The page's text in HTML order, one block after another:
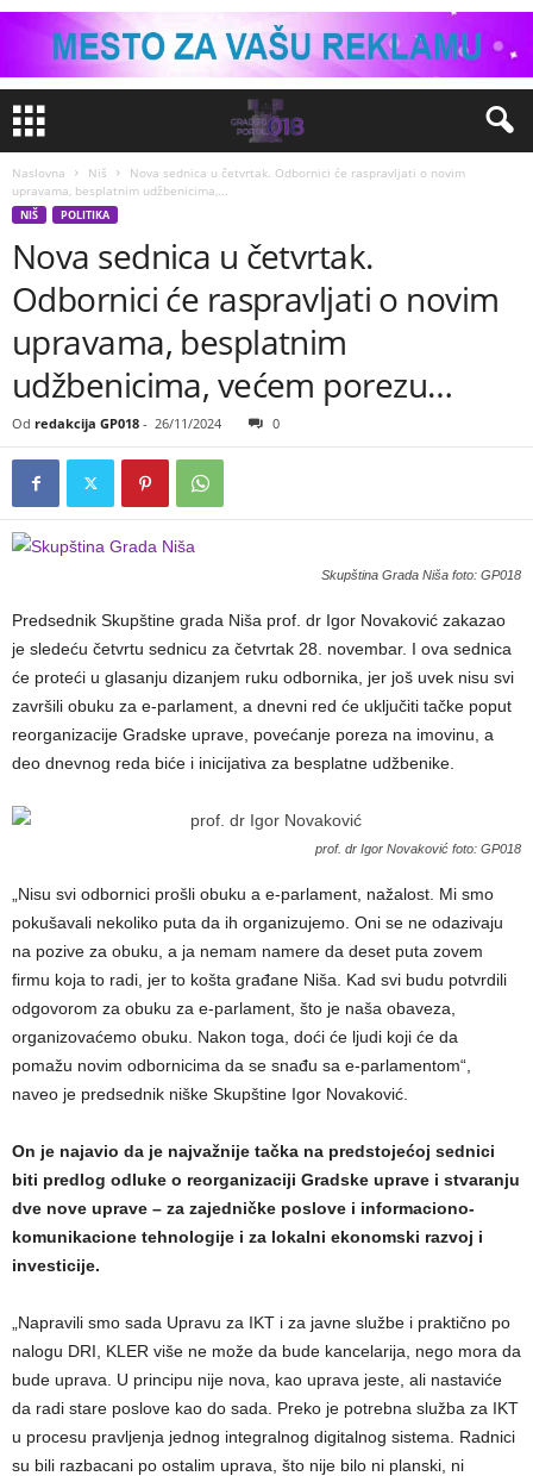
Naslovna Niš
Nova sednica u četvrtak. Odbornici će raspravljati o novim
upravama, besplatnim udžbenicima,...
NIŠ POLITIKA
Nova sednica u četvrtak.
Odbornici će raspravljati o novim
upravama, besplatnim
udžbenicima, većem porezu…
Od redakcija GP018 - 26/11/2024 0
Skupština Grada Niša foto: GP018
Predsednik Skupštine grada Niša prof. dr Igor Novaković zakazao
je sledeću četvrtu sednicu za četvrtak 28. novembar. I ova sednica
će proteći u glasanju dizanjem ruku odbornika, jer još uvek nisu svi
završili obuku za e-parlament, a dnevni red će uključiti tačke poput
reorganizacije Gradske uprave, povećanje poreza na imovinu, a
deo dnevnog reda biće i inicijativa za besplatne udžbenike.
prof. dr Igor Novaković foto: GP018
„Nisu svi odbornici prošli obuku a e-parlament, nažalost. Mi smo
pokušavali nekoliko puta da ih organizujemo. Oni se ne odazivaju
na pozive za obuku, a ja nemam namere da deset puta zovem
firmu koja to radi, jer to košta građane Niša. Kad svi budu potvrdili
odgovorom za obuku za e-parlament, što je naša obaveza,
organizovaćemo obuku. Nakon toga, doći će ljudi koji će da
pomažu novim odbornicima da se snađu sa e-parlamentom“,
naveo je predsednik niške Skupštine Igor Novaković.
On je najavio da je najvažnije tačka na predstojećoj sednici
biti predlog odluke o reorganizaciji Gradske uprave i stvaranju
dve nove uprave – za zajedničke poslove i informaciono-
komunikacione tehnologije i za lokalni ekonomski razvoj i
investicije.
„Napravili smo sada Upravu za IKT i za javne službe i praktično po
nalogu DRI, KLER više ne može da bude kancelarija, nego mora da
bude uprava. U principu nije nova, kao uprava jeste, ali nastaviće
da radi stare poslove kao do sada. Preko je potrebna služba za IKT
u procesu pravljenja jednog integralnog digitalnog sistema. Radnici
su bili razbacani po ostalim uprava, što nije bilo ni planski, ni